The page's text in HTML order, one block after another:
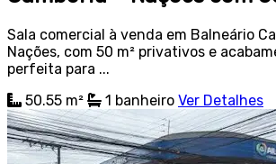
Sala comercial à venda em Balneário
Nações, com 50 m² privativos e
perfeita para ...
50.55 m²
1 banheiro Ver Detalhes